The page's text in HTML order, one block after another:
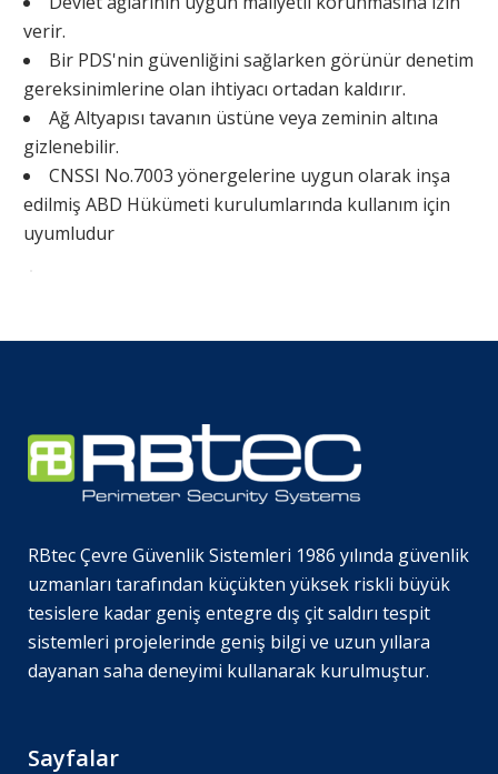
verir.
Bir PDS'nin güvenliğini sağlarken görünür denetim
gereksinimlerine olan ihtiyacı ortadan kaldırır.
Ağ Altyapısı tavanın üstüne veya zeminin altına
gizlenebilir.
CNSSI No.7003 yönergelerine uygun olarak inşa
edilmiş ABD Hükümeti kurulumlarında kullanım için
uyumludur
RBtec Çevre Güvenlik Sistemleri 1986 yılında güvenlik
uzmanları tarafından küçükten yüksek riskli büyük
tesislere kadar geniş entegre dış çit saldırı tespit
sistemleri projelerinde geniş bilgi ve uzun yıllara
dayanan saha deneyimi kullanarak kurulmuştur.
Sayfalar